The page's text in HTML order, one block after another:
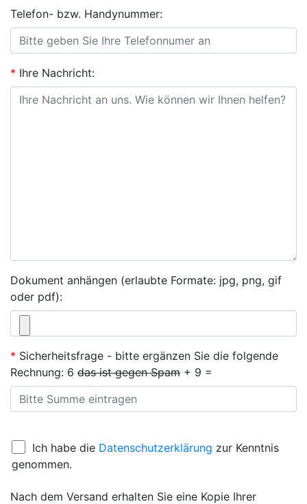
Telefon- bzw. Handynummer:
* Ihre Nachricht:
Dokument anhängen (erlaubte Formate: jpg, png, gif
oder pdf):
* Sicherheitsfrage - bitte ergänzen Sie die folgende
Rechnung: 6 das ist gegen Spam + 9 =
Ich habe die Datenschutzerklärung zur Kenntnis
genommen.
Nach dem Versand erhalten Sie eine Kopie Ihrer